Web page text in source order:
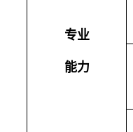
专业
能力